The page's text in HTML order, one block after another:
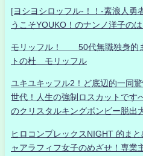
[ヨシヨシロッフル-！！-素浪人勇
うこそYOUKO！のナンノ洋子の
モリッフル！ 50代無職独身的
トの杜 モリッフル
ユキユキッフル2！ど底辺的一同
世代！人生の強制ロスカットです
のクリスタルキングボンビー脱出
ヒロコンプレックスNIGHT 的ま
ャアラフィフ女子のめざせ！専業